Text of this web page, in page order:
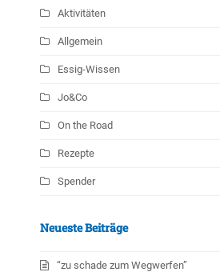
Aktivitäten
Allgemein
Essig-Wissen
Jo&Co
On the Road
Rezepte
Spender
Neueste Beiträge
“zu schade zum Wegwerfen”